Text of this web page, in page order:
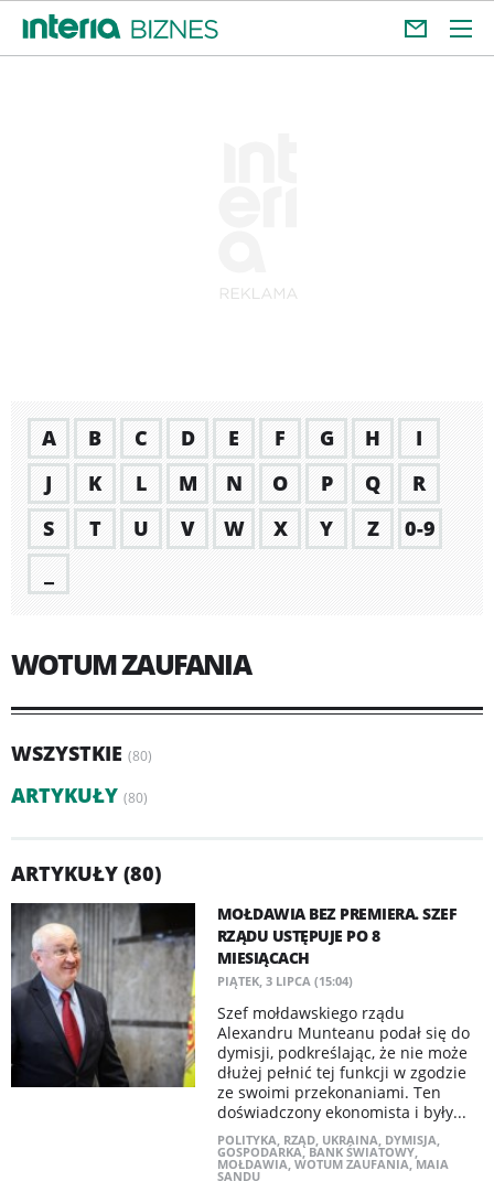
A B C D E F G H
I
J
K L M N O P Q
R
S
T U V W X Y Z
0-9
WOTUM ZAUFANIA
WSZYSTKIE (80)
ARTYKUŁY (80)
ARTYKUŁY (80)
MOŁDAWIA BEZ PREMIERA. SZEF
RZĄDU USTĘPUJE PO 8
MIESIĄCACH
PIĄTEK, 3 LIPCA (15:04)
Szef mołdawskiego rządu
Alexandru Munteanu podał się do
dymisji, podkreślając, że nie może
dłużej pełnić tej funkcji w zgodzie
ze swoimi przekonaniami. Ten
doświadczony ekonomista i były...
POLITYKA, RZĄD, UKRAINA, DYMISJA,
GOSPODARKA, BANK ŚWIATOWY,
MOŁDAWIA, WOTUM ZAUFANIA,MAIA
SANDU